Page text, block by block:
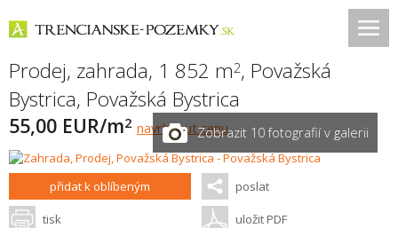
Prodej, zahrada, 1 852 m2, Považská
Bystrica, Považská Bystrica
55,00 EUR/m2 navrhnout cenuZobrazit 10 fotografií v galerii
přidat k oblíbeným poslat
tisk uložit PDF